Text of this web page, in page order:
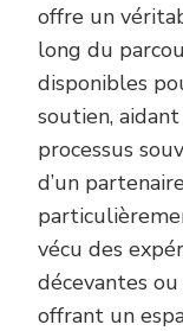
offre un
long du
disponibles
soutien,
processus
d’un
vécu des
décevantes
offrant un